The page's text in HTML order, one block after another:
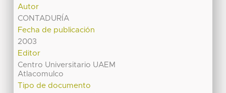
Autor
CONTADURÍA
Fecha de publicación
2003
Editor
Centro Universitario UAEM
Atlacomulco
Tipo de documento